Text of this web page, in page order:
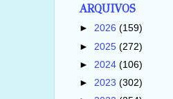
ARQUIVOS
► 2026 (159)
► 2025 (272)
► 2024 (106)
► 2023 (302)